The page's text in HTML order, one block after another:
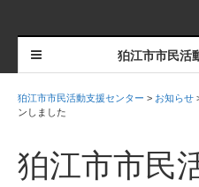
狛江市市民活
狛江市市民活動支援センター > お知らせ
ンしました
狛江市市民